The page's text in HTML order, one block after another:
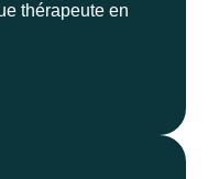
thérapeute en